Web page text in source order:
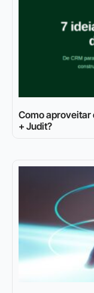
Como aproveitar
+ Judit?